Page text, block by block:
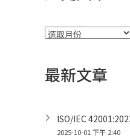
彙
最新文章
ISO/IEC
2025-10-01 下午 2:40